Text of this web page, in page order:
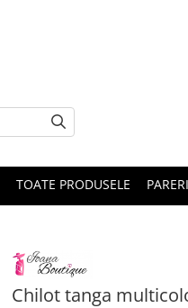
TOATE PRODUSELE
Chilot tanga